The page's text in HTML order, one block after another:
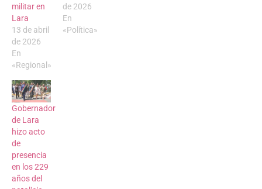
militar en
Lara
13 de abril
de 2026
En
«Regional»
de 2026
En
«Política»
Gobernador
de Lara
hizo acto
de
presencia
en los 229
años del